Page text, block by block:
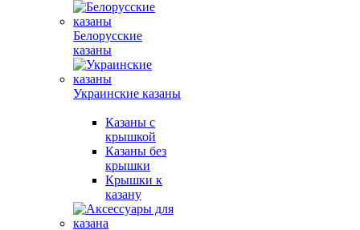
Белорусские
казаны
Украинские казаны
Казаны с
крышкой
Казаны без
крышки
Крышки к
казану